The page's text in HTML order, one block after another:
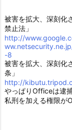
被害を拡大、深刻化
禁止法」
http://
-8
被害を拡大、深刻化
条」
http://
やっぱりOfficeは逮
私刑を加える権限が